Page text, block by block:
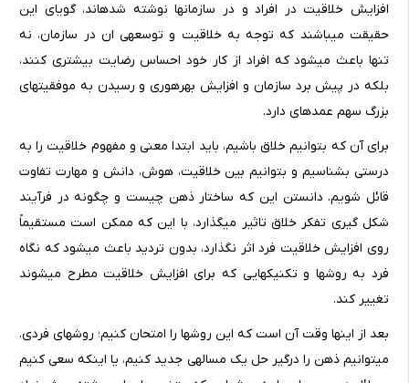
افزایش خلاقیت در افراد و در سازمان­ها نوشته شده­اند، گویای این
حقیقت می­باشند که توجه به خلاقیت و توسعه­ی ان در سازمان، نه
تنها باعث می­شود که افراد از کار خود احساس رضایت بیش­تری کنند،
بلکه در پیش برد سازمان و افزایش بهره­وری و رسیدن به موفقیت­های
بزرگ سهم عمده­ای دارد.
برای آن که بتوانیم خلاق باشیم، باید ابتدا معنی و مفهوم خلاقیت را به
درستی بشناسیم و بتوانیم بین خلاقیت، هوش، دانش و مهارت تفاوت
قائل شویم. دانستن این که ساختار ذهن چیست و چگونه در فرآیند
شکل گیری تفکر خلاق تاثیر می­گذارد، با این که ممکن است مستقیماً
روی افزایش خلاقیت فرد اثر نگذارد، بدون تردید باعث می­شود که نگاه
فرد به روش­ها و تکنیک­هایی که برای افزایش خلاقیت مطرح می­شوند
تغییر کند.
بعد از این­ها وقت آن است که این روش­ها را امتحان کنیم؛ روش­های فردی.
می­توانیم ذهن را درگیر حل یک مساله­ی جدید کنیم، یا اینکه سعی کنیم